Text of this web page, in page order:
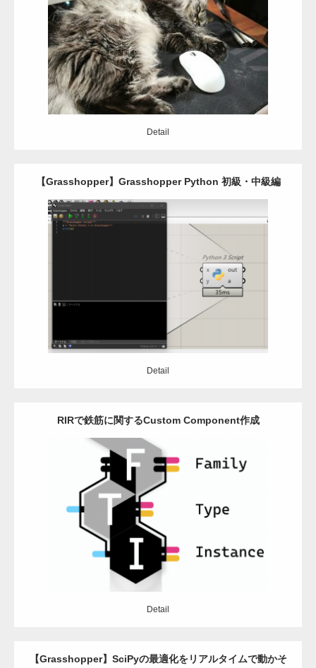
Category:Revit Rhinoceros アドイン C#
Detail
Detail
【Grasshopper】Grasshopper Python 初級・中級編
python
Detail
RIRで鉄筋に関するCustom Component作成
Category: Grasshopper
Detail
Detail
【Grasshopper】SciPyの最適化をリアルタイムで動かそ